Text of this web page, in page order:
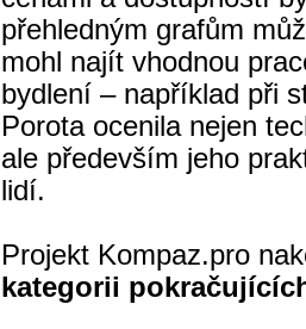
přehledným grafům
mohl najít vhodnou
bydlení – například při
Porota ocenila nejen
ale především jeho
lidí.
Projekt Kompaz.pro
kategorii